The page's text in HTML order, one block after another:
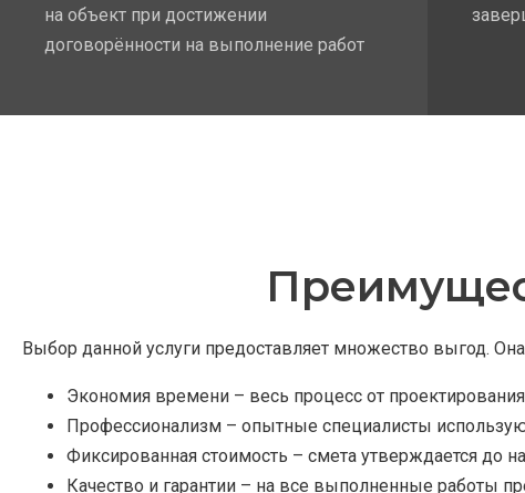
на объект при достижении
договорённости на выполнение работ
Выбор данной услуги предоставляет множество выгод.
Экономия времени – весь процесс от
Профессионализм – опытные специалисты
Фиксированная стоимость – смета утверждается до
Качество и гарантии – на все выполненные работы